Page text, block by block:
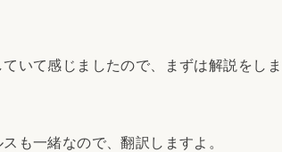
いて感じましたので、まずは解説をしま
も一緒なので、翻訳しますよ。